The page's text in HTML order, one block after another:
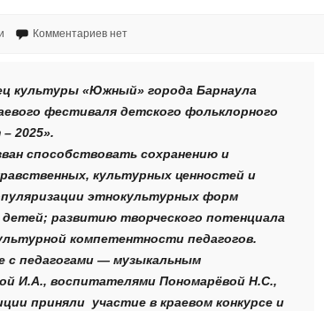
Комментариев нет
культуры «Южный» города Барнаула
фестиваля детского фольклорного
2025».
способствовать сохранению и
культурных ценностей и
этнокультурных форм
развитию творческого потенциала
компетентности педагогов.
с педагогами — музыкальным
И.А., воспитателями Пономарёвой Н.С.,
приняли участие в краевом конкурсе и